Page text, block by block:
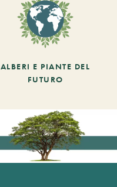
ALBERI E PIANTE DEL
FUTURO